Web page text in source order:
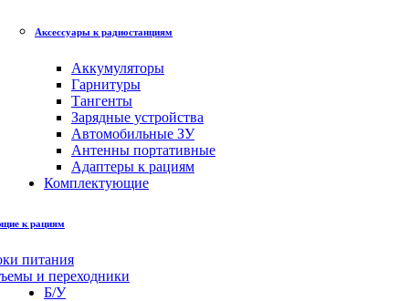
Аксессуары к радиостанциям
Аккумуляторы
Гарнитуры
Тангенты
Зарядные устройства
Автомобильные ЗУ
Антенны портативные
Адаптеры к рациям
Комплектующие
к рациям
питания
и переходники
Б/У